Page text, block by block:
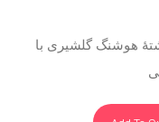
هوشنگ گلشیری با